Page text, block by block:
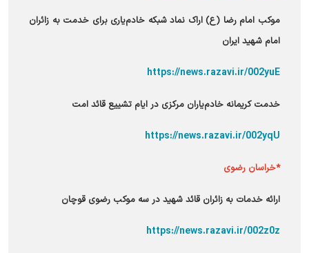
موکب امام رضا (ع) اراک نماد شبکه خادم‌یاری برای خدمت به زائران
امام شهید ایران
https://news.razavi.ir/002yuE
خدمت کریمانه خادم‌یاران مرکزی در ایام تشییع قائد امت
https://news.razavi.ir/002yqU
*خراسان رضوی
ارائه خدمات به زائران قائد شهید در سه موکب رضوی قوچان
https://news.razavi.ir/002z0z